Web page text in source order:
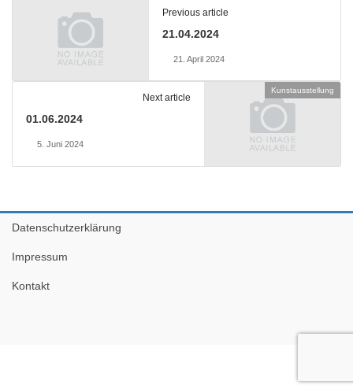
Previous article
21.04.2024
21. April 2024
Kunstausstellung
Next article
01.06.2024
5. Juni 2024
Datenschutzerklärung
Impressum
Kontakt